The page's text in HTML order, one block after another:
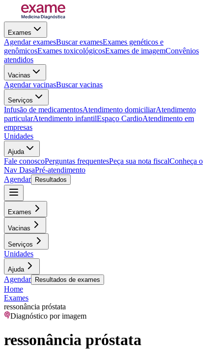
Exames
Agendar examesBuscar examesExames genéticos e
genômicosExames toxicológicosExames de imagemConvênios
atendidos
Vacinas
Agendar vacinasBuscar vacinas
Serviços
Infusão de medicamentosAtendimento domiciliarAtendimento
particularAtendimento infantilEspaço CardioAtendimento em
empresas
Unidades
Ajuda
Fale conoscoPerguntas frequentesPeça sua nota fiscalConheça o
Nav DasaPré-atendimento
Agendar
Resultados
Exames
Vacinas
Serviços
Unidades
Ajuda
Agendar Resultados de exames
Home
Exames
ressonância próstata
Diagnóstico por imagem
ressonância próstata